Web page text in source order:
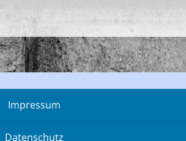
Impressum
Datenschutz